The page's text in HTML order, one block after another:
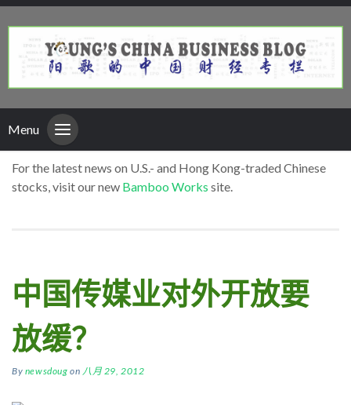
Menu
For the latest news on U.S.- and Hong Kong-traded Chinese
stocks, visit our new Bamboo Works site.
中国传媒业对外开放要
放缓？
By newsdoug on 八月 29, 2012